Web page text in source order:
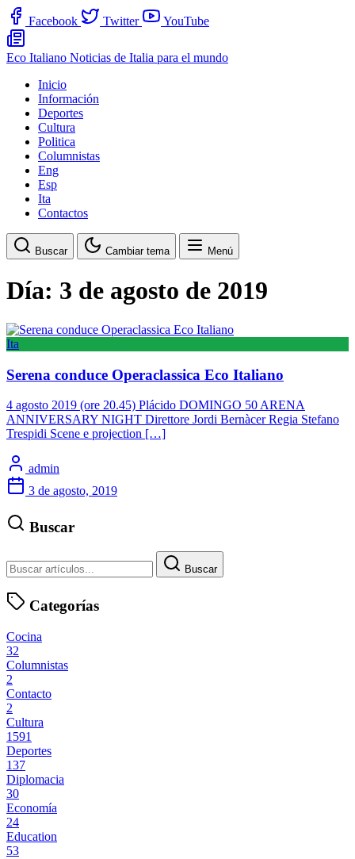
Facebook Twitter YouTube
Eco Italiano Noticias de Italia para el mundo
Inicio
Información
Deportes
Cultura
Politica
Columnistas
Eng
Esp
Ita
Contactos
Buscar Cambiar tema Menú
Día: 3 de agosto de 2019
Ita
Serena conduce Operaclassica Eco Italiano
4 agosto 2019 (ore 20.45) Plácido DOMINGO 50 ARENA
ANNIVERSARY NIGHT Direttore Jordi Bernàcer Regia Stefano
Trespidi Scene e projection […]
admin
3 de agosto, 2019
Buscar
Buscar
Categorías
Cocina
32
Columnistas
2
Contacto
2
Cultura
1591
Deportes
137
Diplomacia
30
Economía
24
Education
53